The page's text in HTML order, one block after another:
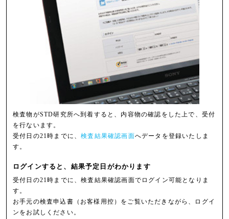
検査物がSTD研究所へ到着すると、内容物の確認をした上で、受付
を行ないます。
受付日の21時までに、検査結果確認画面へデータを登録いたしま
す。
ログインすると、結果予定日がわかります
受付日の21時までに、検査結果確認画面でログイン可能となりま
す。
お手元の検査申込書（お客様用控）をご覧いただきながら、ログイ
ンをお試しください。